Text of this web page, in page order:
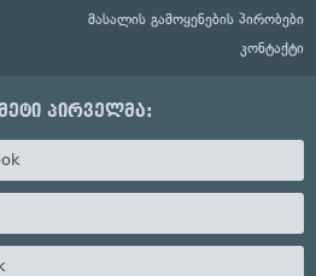
მასალის გამოყენების პირობები
კონტაქტი
პირველმა: